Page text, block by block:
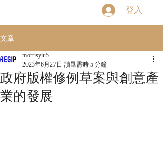
登入
文章
政府版權修例草案與創意產
業的發展
morrisyiu5
2023年6月27日 讀畢需時 5 分鐘